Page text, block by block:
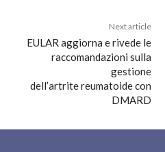
Next article
EULAR aggiorna e rivede le
raccomandazioni sulla
gestione
dell’artrite reumatoide con
DMARD